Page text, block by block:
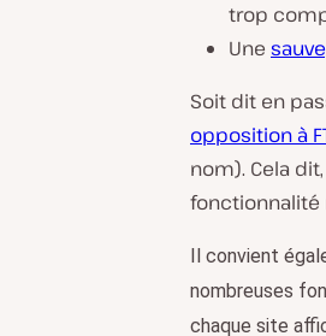
trop
Une
Soit dit en
opposition à
nom). Cela
fonctionnalité
Il convient
nombreuses
chaque site